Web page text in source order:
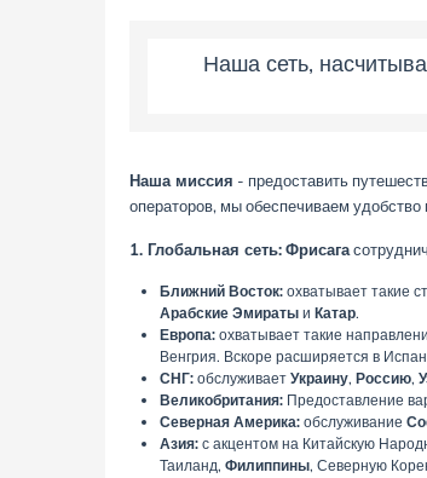
Наша сеть,
Наша миссия - предоставить
операторов, мы обеспечиваем
1. Глобальная сеть:Фрисага
Ближний Восток: охватывает такие
Арабские Эмираты и Катар.
Европа: охватывает такие
Венгрия. Вскоре расширяется в
СНГ: обслуживает Украину, Россию,
Великобритания: Предоставление
Северная Америка: обслуживание
Азия: с акцентом на Китайскую
Таиланд, Филиппины, Северную